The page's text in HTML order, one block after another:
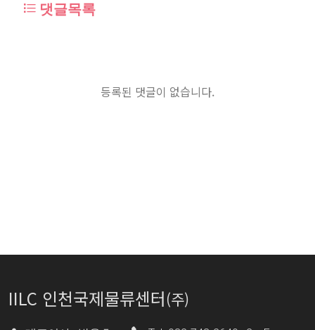
댓글목록
등록된 댓글이 없습니다.
IILC 인천국제물류센터(주)